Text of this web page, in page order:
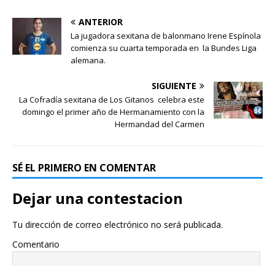
ANTERIOR
La jugadora sexitana de balonmano Irene Espínola
comienza su cuarta temporada en la Bundes Liga
alemana.
SIGUIENTE
La Cofradía sexitana de Los Gitanos celebra este
domingo el primer año de Hermanamiento con la
Hermandad del Carmen
SÉ EL PRIMERO EN COMENTAR
Dejar una contestacion
Tu dirección de correo electrónico no será publicada.
Comentario